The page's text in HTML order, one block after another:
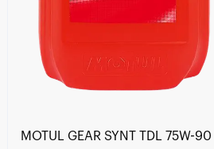
MOTUL GEAR SYNT TDL 75W-90